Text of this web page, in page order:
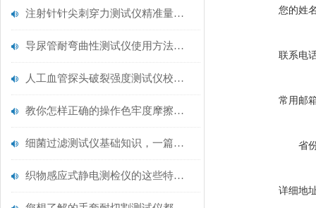
注射针针尖刺穿力测试仪精准量化针尖锋利度，构筑临床安全防线
导尿管耐弯曲性测试仪使用方法与操作规范
人工血管探头破裂强度测试仪校准规范：精准赋能医疗安全的技术基准
教你怎样正确的操作色牢度摩擦测试机
细菌过滤测试仪基础知识，一篇搞定
织物感应式静电测检仪的这些特点很少有人都知道
您的姓
联系电
常用邮
省
详细地